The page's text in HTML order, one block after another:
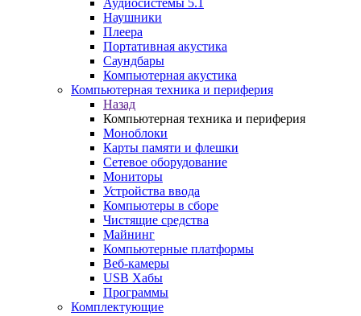
Аудиосистемы 5.1
Наушники
Плеера
Портативная акустика
Саундбары
Компьютерная акустика
Компьютерная техника и периферия
Назад
Компьютерная техника и периферия
Моноблоки
Карты памяти и флешки
Сетевое оборудование
Мониторы
Устройства ввода
Компьютеры в сборе
Чистящие средства
Майнинг
Компьютерные платформы
Веб-камеры
USB Хабы
Программы
Комплектующие